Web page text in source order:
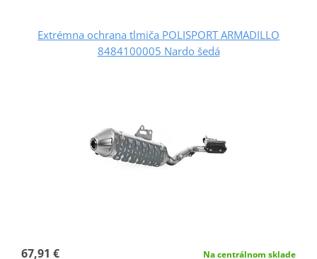
Extrémna ochrana tlmiča POLISPORT ARMADILLO
8484100005 Nardo šedá
67,91 € Na centrálnom sklade